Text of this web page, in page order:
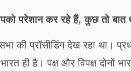
परेशान कर रहे हैं, कुछ तो बात
की प्रॉसीडिंग देख रहा था।
ही है। पक्ष और विपक्ष दोनों